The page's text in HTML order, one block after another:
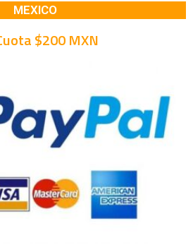
MEXICO
$200 MXN